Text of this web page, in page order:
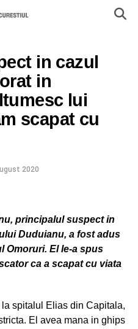
in cazul
in
lui
scapat cu
2020
principalul suspect in
Duduianu, a fost adus
Omoruri. El le-a spus
ca a scapat cu viata
spitalul Elias din Capitala,
El avea mana in ghips